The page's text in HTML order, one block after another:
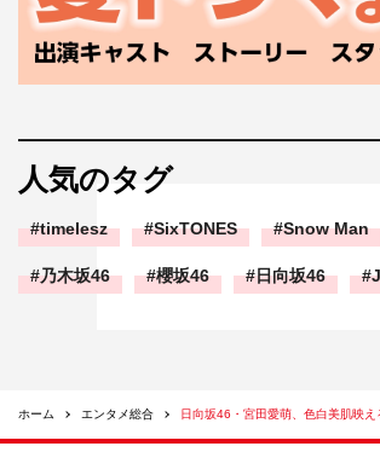
人気のタグ
timelesz SixTONES Snow Man
乃木坂46 櫻坂46 日向坂46
ホーム エンタメ総合 日向坂46・宮田愛萌、色白美肌映え